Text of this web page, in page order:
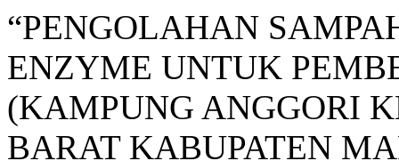
“PENGOLAHAN
ENZYME UNTUK
(KAMPUNG ANGGORI
BARAT KABUPATEN